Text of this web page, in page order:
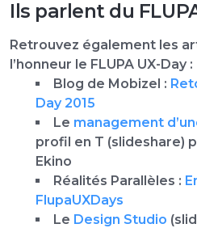
Ils parlent du
Retrouvez également les
l’honneur le FLUPA UX-Day :
Blog de Mobizel :
Day 2015
Le management
profil en T (slideshare)
Ekino
Réalités Parallèles :
FlupaUXDays
Le Design Studio